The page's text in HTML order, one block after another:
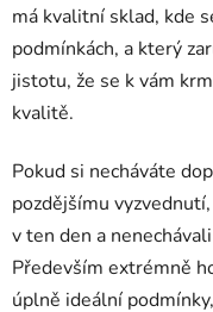
má kvalitní sklad, kde
podmínkách, a který
jistotu, že se k vám
kvalitě.
Pokud si necháváte
pozdějšímu
v ten den a
Především extrémně
úplně ideální